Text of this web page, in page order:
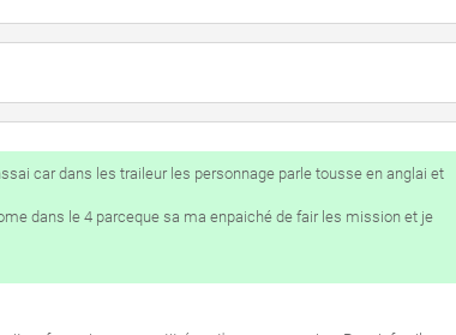
car dans les traileur les personnage parle tousse en anglai et
dans le 4 parceque sa ma enpaiché de fair les mission et je